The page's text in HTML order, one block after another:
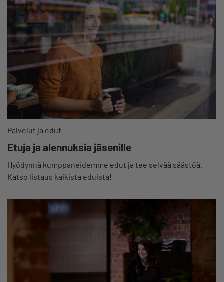
Palvelut ja edut
Etuja ja alennuksia jäsenille
Hyödynnä kumppaneidemme edut ja tee selvää säästöä.
Katso listaus kaikista eduista!